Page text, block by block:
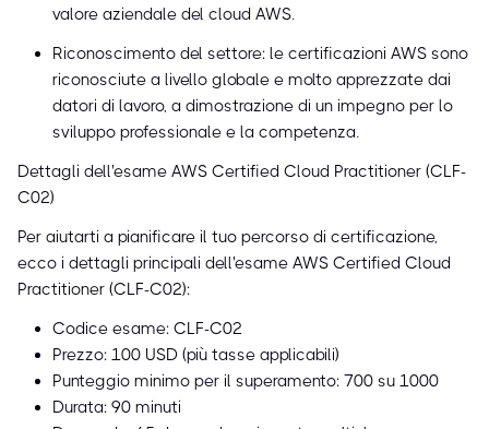
valore aziendale del cloud AWS.
Riconoscimento del settore: le certificazioni AWS sono
riconosciute a livello globale e molto apprezzate dai
datori di lavoro, a dimostrazione di un impegno per lo
sviluppo professionale e la competenza.
Dettagli dell'esame AWS Certified Cloud Practitioner (CLF-
C02)
Per aiutarti a pianificare il tuo percorso di certificazione,
ecco i dettagli principali dell'esame AWS Certified Cloud
Practitioner (CLF-C02):
Codice esame: CLF-C02
Prezzo: 100 USD (più tasse applicabili)
Punteggio minimo per il superamento: 700 su 1000
Durata: 90 minuti